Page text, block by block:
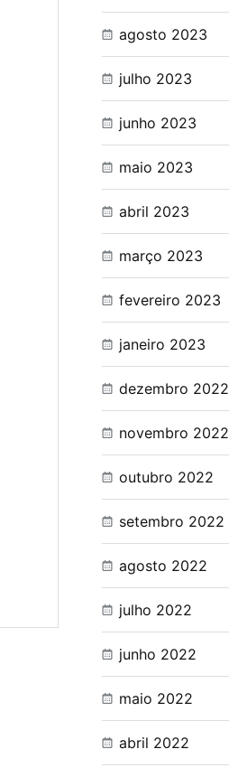
agosto 2023
julho 2023
junho 2023
maio 2023
abril 2023
março 2023
fevereiro 2023
janeiro 2023
dezembro 2022
novembro 2022
outubro 2022
setembro 2022
agosto 2022
julho 2022
junho 2022
maio 2022
abril 2022